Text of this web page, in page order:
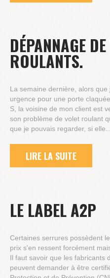
DÉPANNAGE
ROULANTS.
La semaine dernière, alors
urgence pour une porte
S, la voisine de mon client est
son problème de volet roulant
que je pouvais regarder, si elle…
LIRE LA SUITE
LE LABEL A2P
Certaines serrures possèdent
prix s'en ressent forcément
Il faut savoir que les fabricants
peuvent demander à être